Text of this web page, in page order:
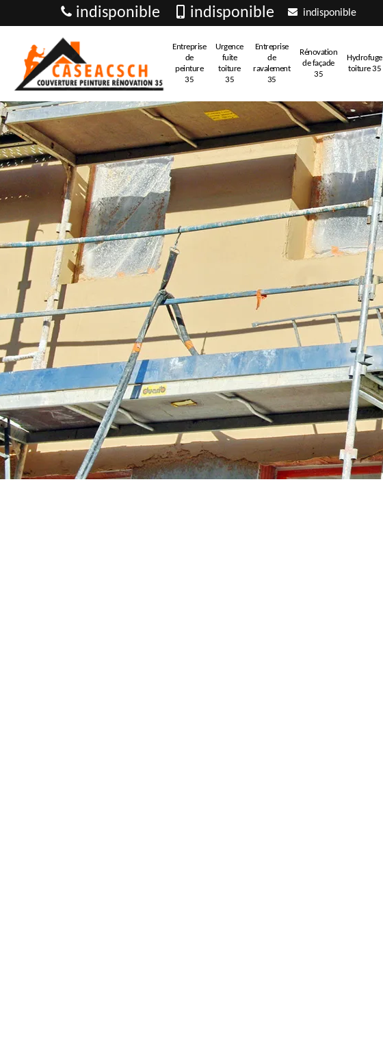
indisponible indisponible indisponible
Entreprise
de
peinture
35
Urgence
fuite
toiture
35
Entreprise
de
ravalement
35
Rénovation
de façade
35
Hydrofuge
toiture 35